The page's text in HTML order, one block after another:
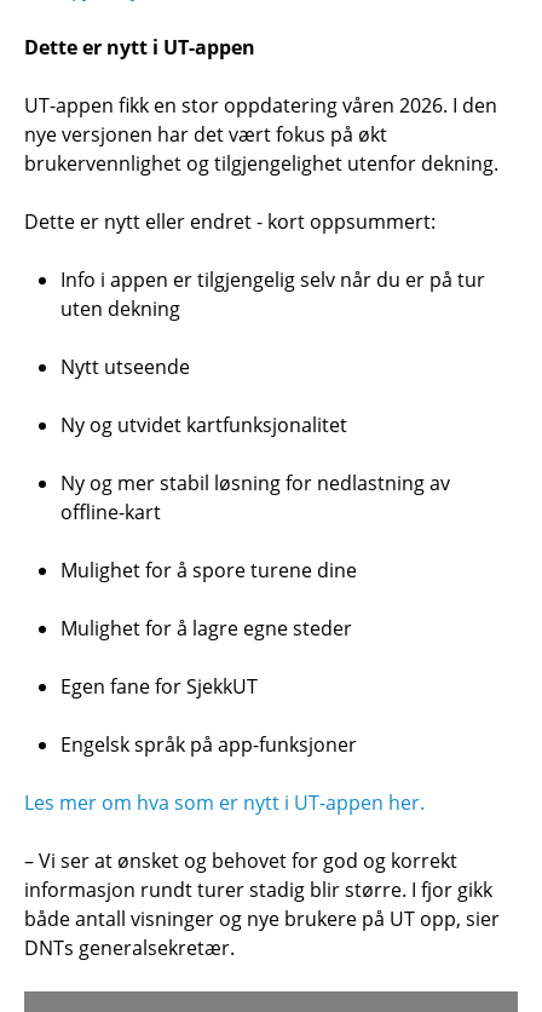
Dette er nytt i UT-appen
UT-appen fikk en stor oppdatering våren 2026. I den
nye versjonen har det vært fokus på økt
brukervennlighet og tilgjengelighet utenfor dekning.
Dette er nytt eller endret - kort oppsummert:
Info i appen er tilgjengelig selv når du er på tur
uten dekning
Nytt utseende
Ny og utvidet kartfunksjonalitet
Ny og mer stabil løsning for nedlastning av
offline-kart
Mulighet for å spore turene dine
Mulighet for å lagre egne steder
Egen fane for SjekkUT
Engelsk språk på app-funksjoner
Les mer om hva som er nytt i UT-appen her.
– Vi ser at ønsket og behovet for god og korrekt
informasjon rundt turer stadig blir større. I fjor gikk
både antall visninger og nye brukere på UT opp, sier
DNTs generalsekretær.